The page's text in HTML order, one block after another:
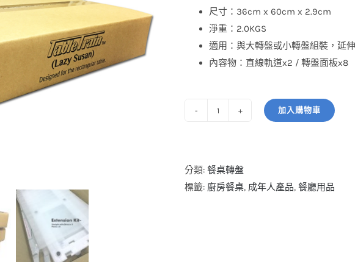
尺寸：36cm x 60cm x 2.9cm
淨重：2.0KGS
適用：與大轉盤或小轉盤組裝，延
內容物：直線軌道x2 / 轉盤面板x8
-
長
加入購物車
分類: 餐桌轉盤
標籤: 廚房餐桌, 成年人產品, 餐廳用品